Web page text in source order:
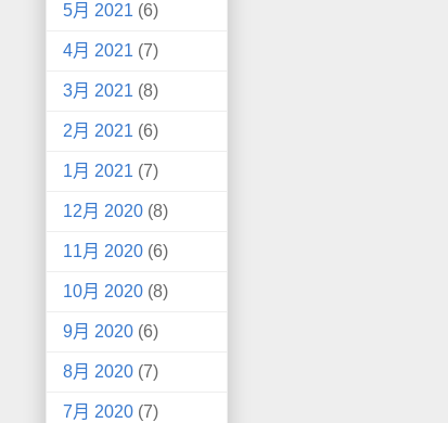
5月 2021 (6)
4月 2021 (7)
3月 2021 (8)
2月 2021 (6)
1月 2021 (7)
12月 2020 (8)
11月 2020 (6)
10月 2020 (8)
9月 2020 (6)
8月 2020 (7)
7月 2020 (7)